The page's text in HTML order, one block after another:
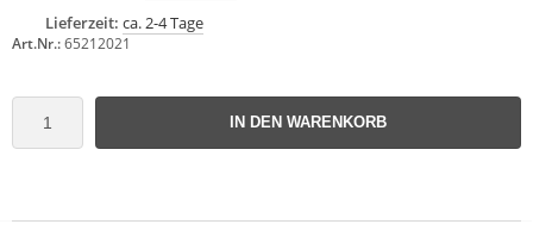
Lieferzeit: ca. 2-4 Tage
Art.Nr.:65212021
IN DEN WARENKORB